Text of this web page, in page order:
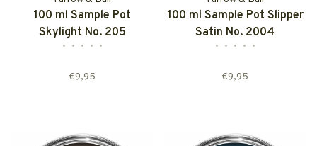
100 ml Sample Pot
Skylight No. 205
• • • • •
€9,95
100 ml Sample Pot Slipper
Satin No. 2004
• • • • •
€9,95